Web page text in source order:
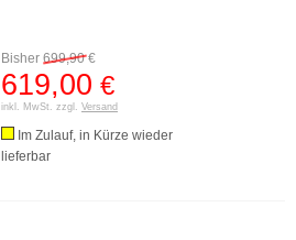
Bisher 699,90€
619,00 €
inkl. MwSt. zzgl. Versand
Im Zulauf, in Kürze wieder
lieferbar